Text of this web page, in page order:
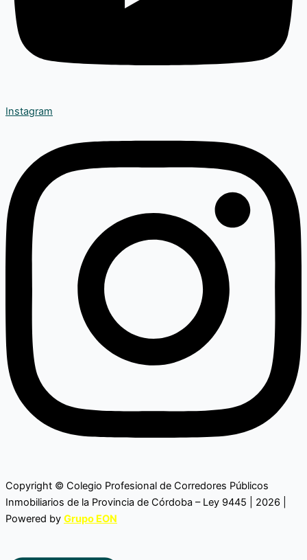
Instagram
Copyright © Colegio Profesional de Corredores Públicos
Inmobiliarios de la Provincia de Córdoba – Ley 9445 | 2026 |
Powered by Grupo EON